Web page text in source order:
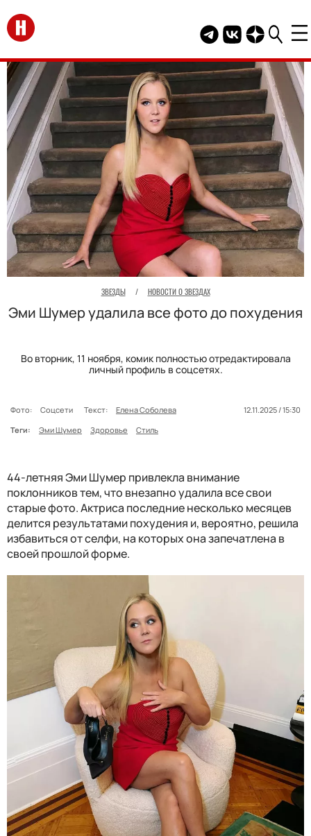
Перейти на главную
Telegram канал
Группа HELLO
Канал
ЗВЕЗДЫ / НОВОСТИ О ЗВЕЗДАХ
Эми Шумер удалила все фото до похудения
Во вторник, 11 ноября, комик полностью отредактировала
личный профиль в соцсетях.
Фото: Соцсети Текст: Елена Соболева
12.11.2025 / 15:30
Теги:
Эми Шумер Здоровье Стиль
44-летняя Эми Шумер привлекла внимание
поклонников тем, что внезапно удалила все свои
старые фото. Актриса последние несколько месяцев
делится результатами похудения и, вероятно, решила
избавиться от селфи, на которых она запечатлена в
своей прошлой форме.